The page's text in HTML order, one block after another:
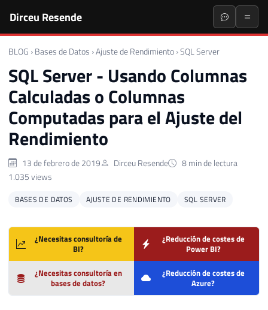
Dirceu Resende
BLOG › Bases de Datos ›Ajuste de Rendimiento ›SQL Server
SQL Server - Usando Columnas
Calculadas o Columnas
Computadas para el Ajuste del
Rendimiento
13 de febrero de 2019 Dirceu Resende
8 min de lectura
1.035 views
BASES DE DATOS AJUSTE DE RENDIMIENTO SQL SERVER
¿Necesitas consultoría de
BI?
¿Reducción de costes de
Power BI?
¿Necesitas consultoría en
bases de datos?
¿Reducción de costes de
Azure?